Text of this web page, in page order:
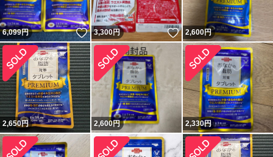
6,099円 いいね！
3,300円 いいね！
2,600円
2,650円 2,600円 2,330円